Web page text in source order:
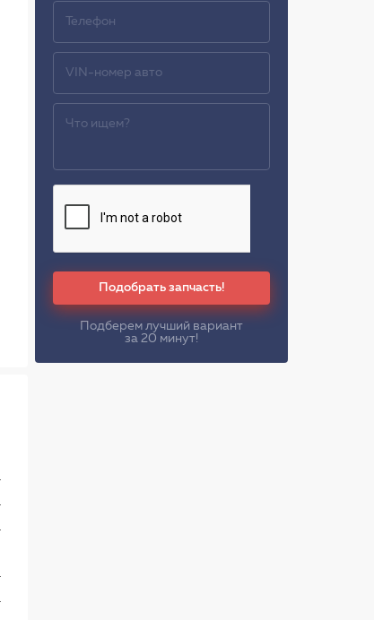
Подобрать запчасть!
Подберем лучший вариант
за 20 минут!